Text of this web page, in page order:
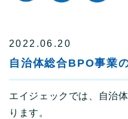
2022.06.20
自治体総合BPO事業
エイジェックでは、自治
ります。